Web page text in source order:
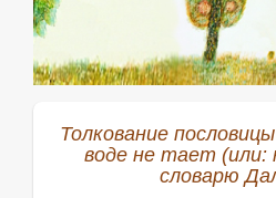
5.Хороший, отличный.В
(вполне здоров). Д. конь.
Добрая традиция. Доброе
ирон.). Оставить по себе
Действительно такой
то, что указывается
числительным (разг.).
Толкование
воде не тает (или:
словарю